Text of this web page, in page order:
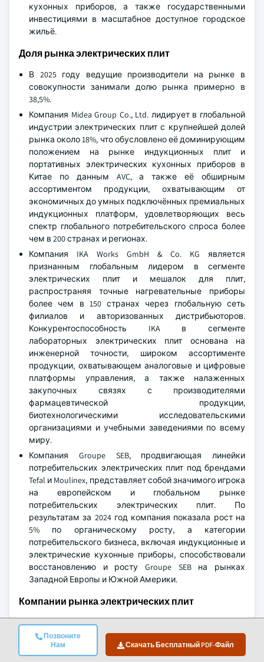
Позвоните
Нам
Скачать Бесплатный PDF-Файл
кухонных приборов, а также государственными
инвестициями в масштабное доступное городское
жильё.
Доля рынка электрических плит
В 2025 году ведущие производители на рынке в
совокупности занимали долю рынка примерно в
38,5%.
Компания Midea Group Co., Ltd. лидирует в глобальной
индустрии электрических плит с крупнейшей долей
рынка около 18%, что обусловлено её доминирующим
положением на рынке индукционных плит и
портативных электрических кухонных приборов в
Китае по данным AVC, а также её обширным
ассортиментом продукции, охватывающим от
экономичных до умных подключённых премиальных
индукционных платформ, удовлетворяющих весь
спектр глобального потребительского спроса более
чем в 200 странах и регионах.
Компания IKA Works GmbH & Co. KG является
признанным глобальным лидером в сегменте
электрических плит и мешалок для плит,
распространяя точные нагревательные приборы
более чем в 150 странах через глобальную сеть
филиалов и авторизованных дистрибьюторов.
Конкурентоспособность IKA в сегменте
лабораторных электрических плит основана на
инженерной точности, широком ассортименте
продукции, охватывающем аналоговые и цифровые
платформы управления, а также налаженных
закупочных связях с производителями
фармацевтической продукции,
биотехнологическими исследовательскими
организациями и учебными заведениями по всему
миру.
Компания Groupe SEB, продвигающая линейки
потребительских электрических плит под брендами
Tefal и Moulinex, представляет собой значимого игрока
на европейском и глобальном рынке
потребительских электрических плит. По
результатам за 2024 год компания показала рост на
5% по органическому росту, а категории
потребительского бизнеса, включая индукционные и
электрические кухонные приборы, способствовали
восстановлению и росту Groupe SEB на рынках
Западной Европы и Южной Америки.
Компании рынка электрических плит
Крупнейшие игроки, работающие на рынке, включают:
Глобальные игроки
Midea Group Co., Ltd.